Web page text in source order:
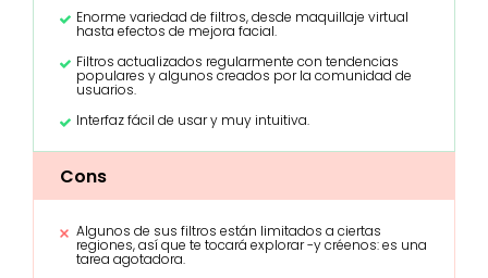
Enorme variedad de filtros, desde maquillaje virtual
hasta efectos de mejora facial.
Filtros actualizados regularmente con tendencias
populares y algunos creados por la comunidad de
usuarios.
Interfaz fácil de usar y muy intuitiva.
Cons
Algunos de sus filtros están limitados a ciertas
regiones, así que te tocará explorar -y créenos: es una
tarea agotadora.